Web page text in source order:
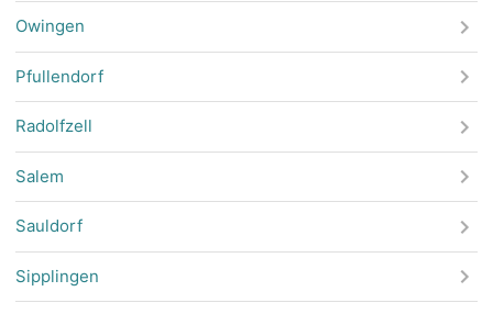
Owingen
Pfullendorf
Radolfzell
Salem
Sauldorf
Sipplingen